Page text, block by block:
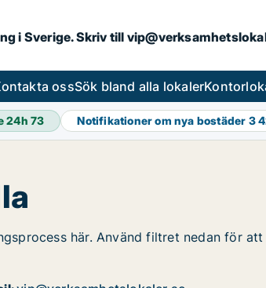
i Sverige. Skriv till
ossSök bland alla lokaler
24h73 Notifikationer om nya bostäder 3
här. Använd filtret nedan för